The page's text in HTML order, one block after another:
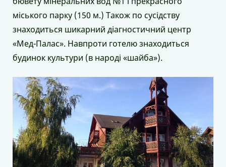
міського парку (150 м.) Також по сусідству
знаходиться шикарний діагностичний центр
«Мед-Палас». Навпроти готелю знаходиться
будинок культури (в народі «шайба»).